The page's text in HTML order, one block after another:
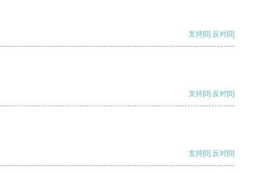
支持[0] 反对[0]
支持[0] 反对[0]
支持[0] 反对[0]